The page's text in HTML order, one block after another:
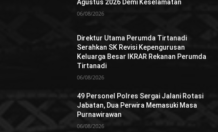
Agustus 2026 Demi Keselamatan
06/08/2026
Direktur Utama Perumda Tirtanadi
Serahkan SK Revisi Kepengurusan
Keluarga Besar IKRAR Rekanan Perumda
Tirtanadi
06/08/2026
49 Personel Polres Sergai Jalani Rotasi
Jabatan, Dua Perwira Memasuki Masa
Purnawirawan
06/08/2026